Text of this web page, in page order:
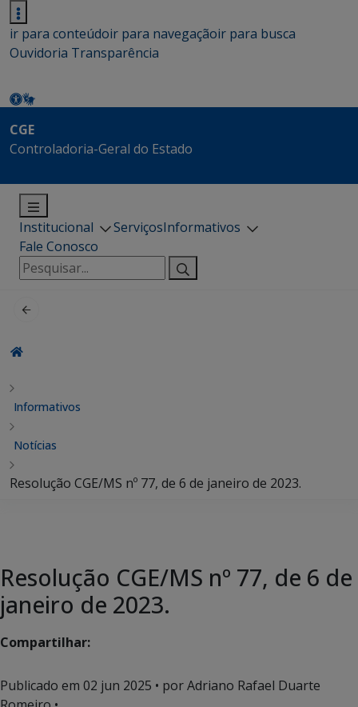
ir para conteúdoir para navegaçãoir para busca
Ouvidoria Transparência
CGE
Controladoria-Geral do Estado
Institucional ServiçosInformativos
Fale Conosco
Pesquisar
por:
Informativos
Notícias
Resolução CGE/MS nº 77, de 6 de janeiro de 2023.
Resolução CGE/MS nº 77, de 6 de
janeiro de 2023.
Compartilhar:
Publicado em 02 jun 2025 • por Adriano Rafael Duarte